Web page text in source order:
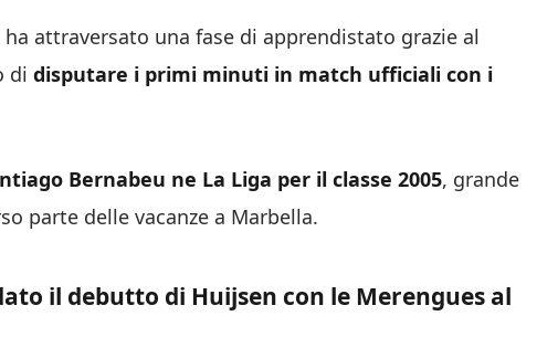
attraversato una fase di apprendistato grazie al
di disputare i primi minuti in match ufficiali con i
Bernabeu ne La Liga per il classe 2005, grande
parte delle vacanze a Marbella.
il debutto di Huijsen con le Merengues al